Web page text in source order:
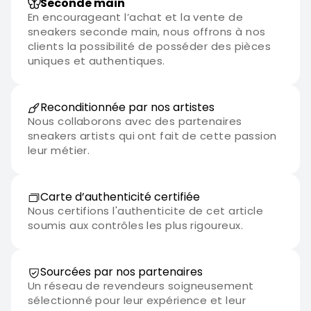
En encourageant l’achat et la vente de
sneakers seconde main, nous offrons à nos
clients la possibilité de posséder des pièces
uniques et authentiques.
Reconditionnée par nos artistes
Nous collaborons avec des partenaires
sneakers artists qui ont fait de cette passion
leur métier.
Carte d’authenticité certifiée
Nous certifions l'authenticite de cet article
soumis aux contrôles les plus rigoureux.
Sourcées par nos partenaires
Un réseau de revendeurs soigneusement
sélectionné pour leur expérience et leur